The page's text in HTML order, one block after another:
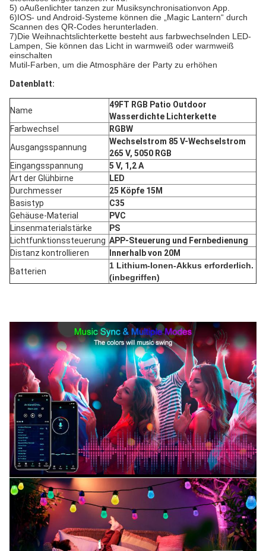
5) oAußenlichter tanzen zur Musiksynchronisationvon App.
6)IOS- und Android-Systeme können die „Magic Lantern“ durch
Scannen des QR-Codes herunterladen.
7)Die Weihnachtslichterkette besteht aus farbwechselnden LED-
Lampen, Sie können das Licht in warmweiß oder warmweiß
einschalten
Mutil-Farben, um die Atmosphäre der Party zu erhöhen
Datenblatt:
Name
49FT RGB Patio Outdoor
Wasserdichte Lichterkette
Farbwechsel
RGBW
Ausgangsspannung
Wechselstrom 85 V-Wechselstrom
265 V, 5050 RGB
Eingangsspannung
5 V, 1,2 A
Art der Glühbirne
LED
Durchmesser
25 Köpfe 15M
Basistyp
C35
Gehäuse-Material
PVC
Linsenmaterialstärke
PS
Lichtfunktionssteuerung APP-Steuerung und Fernbedienung
Distanz kontrollieren
Innerhalb von 20M
Batterien
‎1 Lithium-Ionen-Akkus erforderlich.
(inbegriffen)